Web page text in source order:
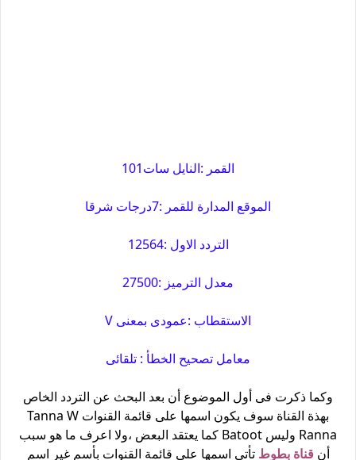
القمر :النايل سات101
الموقع المدارة للقمر :7درجات شرقا
التردد الاول :12564
معدل الترميز :27500
الاستقطاب :عمودى بمعنى V
معامل تصحيح الخطأ : تلقائى
وكما ذكرت فى أول الموضوع أن بعد البحث عن التردد الخاص
بهذة القناة سوف يكون اسمها على قائمة القنوات Tanna W
Ranna وليس Batoot كما يعتقد البعض ،ولا اعرف ما هو سبب
أن قناة بطوط تأتى اسمها على قائمة القنوات بأسم غير اسم